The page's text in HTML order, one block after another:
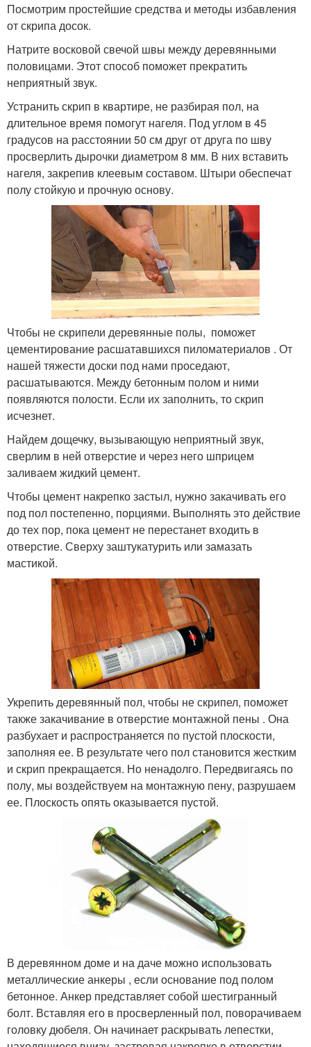
Посмотрим простейшие средства и методы избавления
от скрипа досок.
Натрите восковой свечой швы между деревянными
половицами. Этот способ поможет прекратить
неприятный звук.
Устранить скрип в квартире, не разбирая пол, на
длительное время помогут нагеля. Под углом в 45
градусов на расстоянии 50 см друг от друга по шву
просверлить дырочки диаметром 8 мм. В них вставить
нагеля, закрепив клеевым составом. Штыри обеспечат
полу стойкую и прочную основу.
Чтобы не скрипели деревянные полы, поможет
цементирование расшатавшихся пиломатериалов . От
нашей тяжести доски под нами проседают,
расшатываются. Между бетонным полом и ними
появляются полости. Если их заполнить, то скрип
исчезнет.
Найдем дощечку, вызывающую неприятный звук,
сверлим в ней отверстие и через него шприцем
заливаем жидкий цемент.
Чтобы цемент накрепко застыл, нужно закачивать его
под пол постепенно, порциями. Выполнять это действие
до тех пор, пока цемент не перестанет входить в
отверстие. Сверху заштукатурить или замазать
мастикой.
Укрепить деревянный пол, чтобы не скрипел, поможет
также закачивание в отверстие монтажной пены . Она
разбухает и распространяется по пустой плоскости,
заполняя ее. В результате чего пол становится жестким
и скрип прекращается. Но ненадолго. Передвигаясь по
полу, мы воздействуем на монтажную пену, разрушаем
ее. Плоскость опять оказывается пустой.
В деревянном доме и на даче можно использовать
металлические анкеры , если основание под полом
бетонное. Анкер представляет собой шестигранный
болт. Вставляя его в просверленный пол, поворачиваем
головку дюбеля. Он начинает раскрывать лепестки,